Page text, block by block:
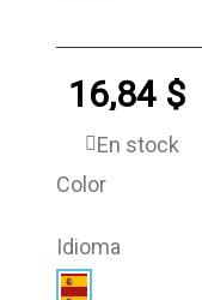
16,84 $
En stock
Color
Idioma